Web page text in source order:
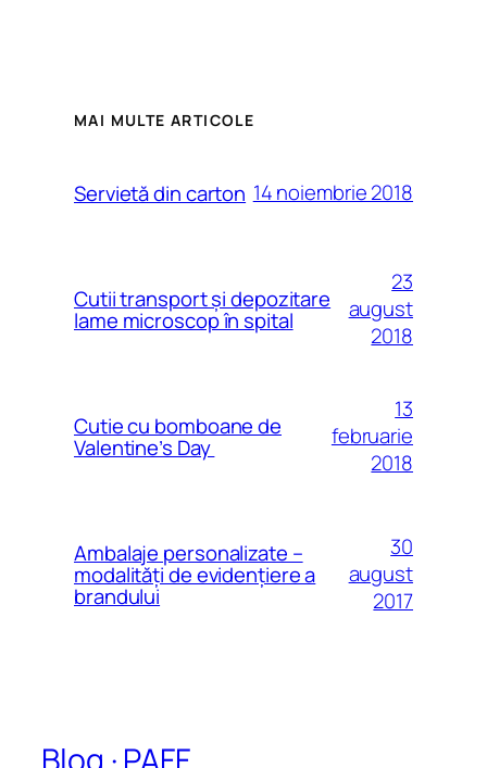
MAI MULTE ARTICOLE
Servietă din carton 14 noiembrie 2018
Cutii transport și depozitare
lame microscop în spital
23
august
2018
Cutie cu bomboane de
Valentine’s Day
13
februarie
2018
Ambalaje personalizate –
modalităţi de evidenţiere a
brandului
30
august
2017